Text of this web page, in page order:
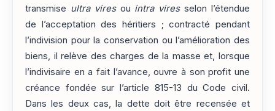
transmise ultra viresou intra viresselon l’étendue
de l’acceptation des héritiers ; contracté pendant
l’indivision pour la conservation ou l’amélioration des
biens, il relève des charges de la masse et, lorsque
l’indivisaire en a fait l’avance, ouvre à son profit une
créance fondée sur l’article 815-13 du Code civil.
Dans les deux cas, la dette doit être recensée et